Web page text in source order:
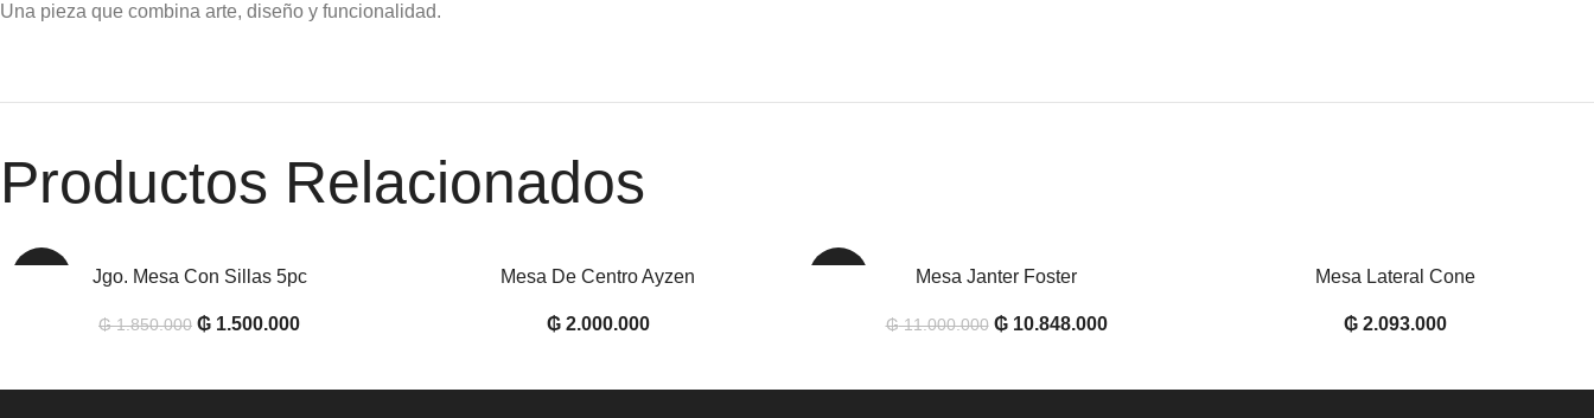
Una pieza que combina arte, diseño y funcionalidad.
Productos Relacionados
AÑADIR AL CARRITOJgo. Mesa Con Sillas 5pc
₲1.850.000 ₲ 1.500.000
AÑADIR AL CARRITOMesa De Centro Ayzen
₲2.000.000
AÑADIR AL CARRITOMesa Janter Foster
₲11.000.000 ₲10.848.000
AÑADIR AL CARRITOMesa Lateral Cone
₲2.093.000